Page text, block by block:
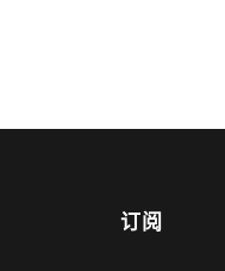
订阅